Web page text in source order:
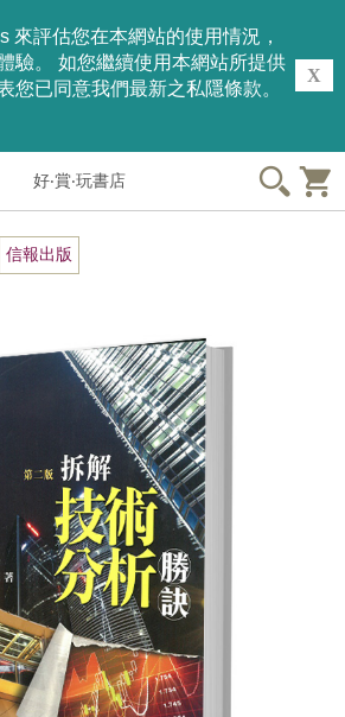
來評估您在本網站的使用情況，
驗。 如您繼續使用本網站所提供
您已同意我們最新之私隱條款。
X
好‧賞‧玩書店
信報出版